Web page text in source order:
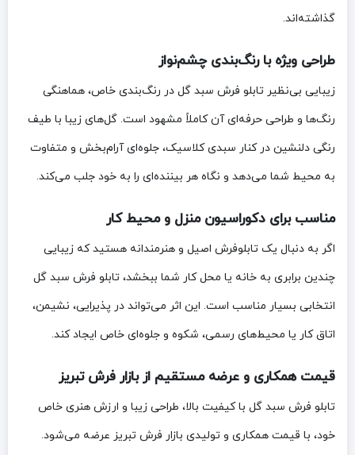
گذاشته‌اند.
طراحی ویژه با رنگ‌بندی چشم‌نواز
زیبایی بی‌نظیر تابلو فرش سبد گل در رنگ‌بندی خاص، هماهنگی
رنگ‌ها و طراحی حرفه‌ای آن کاملاً مشهود است. گل‌های زیبا با طیف
رنگی دلنشین در کنار سبدی کلاسیک، جلوه‌ای آرام‌بخش و متفاوت
به محیط شما می‌دهد و نگاه هر بیننده‌ای را به خود جلب می‌کند.
مناسب برای دکوراسیون منزل و محیط کار
اگر به دنبال یک تابلوفرش اصیل و هنرمندانه هستید که زیبایی
چندین برابری به خانه یا محل کار شما ببخشد، تابلو فرش سبد گل
انتخابی بسیار مناسب است. این اثر می‌تواند در پذیرایی، نشیمن،
اتاق کار یا محیط‌های رسمی، شکوه و جلوه‌ای خاص ایجاد کند.
قیمت همکاری و عرضه مستقیم از بازار فرش تبریز
تابلو فرش سبد گل با کیفیت بالا، طراحی زیبا و ارزش هنری خاص
خود، با قیمت همکاری و تولیدی بازار فرش تبریز عرضه می‌شود.